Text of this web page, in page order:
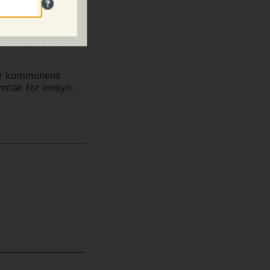
noe utvidet
opplysninger
Du kan
for innsyn.